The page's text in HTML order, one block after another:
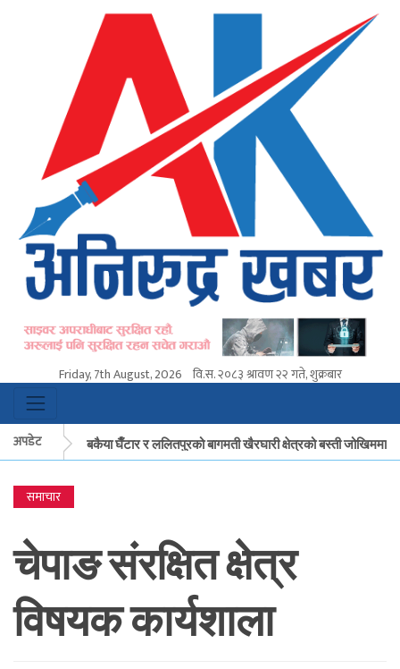
Friday, 7th August, 2026 वि.स.२०८३ श्रावण २२ गते, शुक्रबार
अपडेट
मकवानपुरको बकैया घैँटार र ललितपुरको बागमती खैरघारी क्षेत्रको बस्ती जोखिममा
समाचार
चेपाङ संरक्षित क्षेत्र
विषयक कार्यशाला